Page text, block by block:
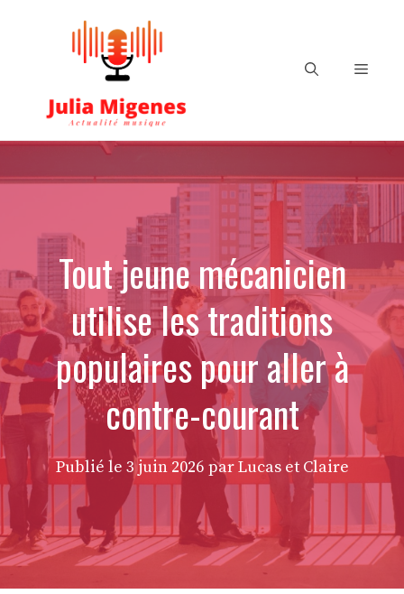
Menu
Tout jeune mécanicien
utilise les traditions
populaires pour aller à
contre-courant
Publié le 3 juin 2026 par Lucas et Claire